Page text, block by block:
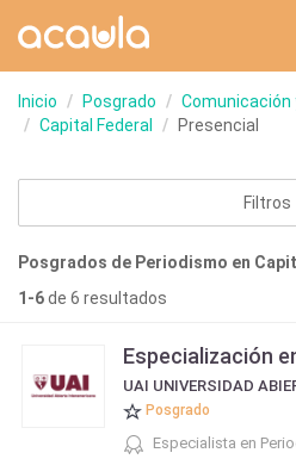
Inicio Posgrado Comunicación
Capital Federal
Presencial
Filtros
Posgrados de Periodismo en
1-6de 6 resultados
Especialización
Posgrado
Especialista en